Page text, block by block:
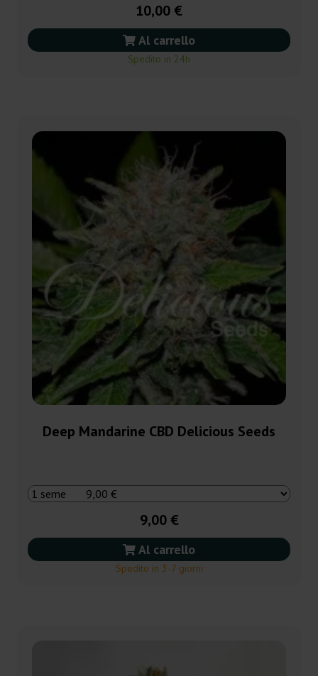
10,00 €
Al carrello
Spedito in 24h
Deep Mandarine CBD Delicious Seeds
9,00 €
Al carrello
Spedito in 3-7 giorni